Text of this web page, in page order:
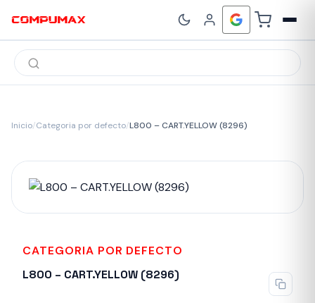
Búsqueda
de
productos
Inicio/Categoria por defecto/L800 – CART.YELLOW (8296)
CATEGORIA POR DEFECTO
L800 – CART.YELLOW (8296)